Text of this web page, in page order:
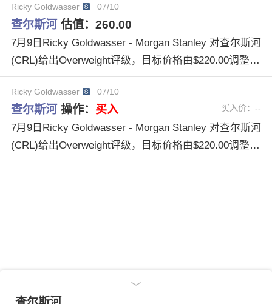
Ricky Goldwasser 07/10
查尔斯河 估值： 260.00
7月9日Ricky Goldwasser - Morgan Stanley 对查尔斯河
(CRL)给出Overweight评级，目标价格由$220.00调整为
$260.00。
Ricky Goldwasser 07/10
查尔斯河 操作： 买入 买入价：--
7月9日Ricky Goldwasser - Morgan Stanley 对查尔斯河
(CRL)给出Overweight评级，目标价格由$220.00调整为